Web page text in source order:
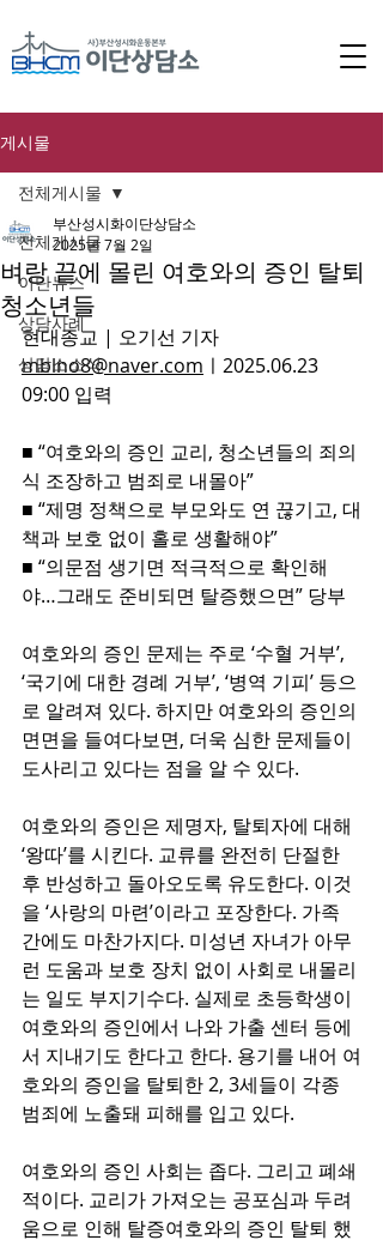
게시물
전체게시물
이단뉴스
상담사례
상담소소식
전체게시물
벼랑 끝에 몰린 여호와의 증인 탈퇴
청소년들
부산성시화이단상담소
2025년 7월 2일
현대종교 | 오기선 기자
mblno8@naver.com ㅣ2025.06.23
09:00 입력
■ “여호와의 증인 교리, 청소년들의 죄의
식 조장하고 범죄로 내몰아”
■ “제명 정책으로 부모와도 연 끊기고, 대
책과 보호 없이 홀로 생활해야”
■ “의문점 생기면 적극적으로 확인해
야…그래도 준비되면 탈증했으면” 당부
여호와의 증인 문제는 주로 ‘수혈 거부’,
‘국기에 대한 경례 거부’, ‘병역 기피’ 등으
로 알려져 있다. 하지만 여호와의 증인의
면면을 들여다보면, 더욱 심한 문제들이
도사리고 있다는 점을 알 수 있다.
여호와의 증인은 제명자, 탈퇴자에 대해
‘왕따’를 시킨다. 교류를 완전히 단절한
후 반성하고 돌아오도록 유도한다. 이것
을 ‘사랑의 마련’이라고 포장한다. 가족
간에도 마찬가지다. 미성년 자녀가 아무
런 도움과 보호 장치 없이 사회로 내몰리
는 일도 부지기수다. 실제로 초등학생이
여호와의 증인에서 나와 가출 센터 등에
서 지내기도 한다고 한다. 용기를 내어 여
호와의 증인을 탈퇴한 2, 3세들이 각종
범죄에 노출돼 피해를 입고 있다.
여호와의 증인 사회는 좁다. 그리고 폐쇄
적이다. 교리가 가져오는 공포심과 두려
움으로 인해 탈증여호와의 증인 탈퇴 했